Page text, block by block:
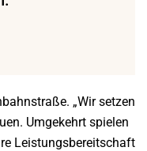
„Wir setzen
Umgekehrt spielen
Leistungsbereitschaft